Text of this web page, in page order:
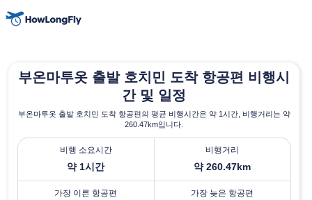
부온마투옷 출발 호치민 도착 항공편 비행시
간 및 일정
부온마투옷 출발 호치민 도착 항공편의 평균 비행시간은 약 1시간, 비행거리는 약
260.47km입니다.
비행 소요시간
약 1시간
비행거리
약 260.47km
가장 이른 항공편 가장 늦은 항공편